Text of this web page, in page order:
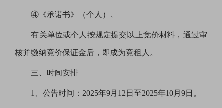
④《承诺书》（个人）。
有关单位或个人按规定提交以上竞价材料，通过审
核并缴纳竞价保证金后，即成为竞租人。
三、时间安排
1、公告时间：2025年9月12日至2025年10月9日。